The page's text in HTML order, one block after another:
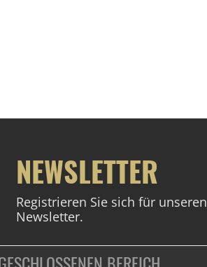
NEWSLETTER
Registrieren Sie sich für unseren
Newsletter.